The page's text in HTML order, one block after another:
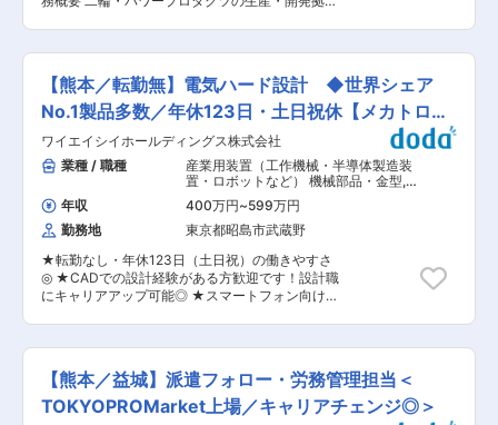
厚生は充実しております！☆★ ◎家族手当（配偶
者2万円・子8千円・親4千円） ◎住宅手当（1万5
千円〜5千円程度） ◎マイカー通勤OK（無料駐車
場あり） ◎高速道路通勤（通勤が困難な場合・自
己負担5割） ◎社員寮あり（通勤が困難な場合・
自己負担3割） ◎転居費支給（社宅入居者対象）
◎従業員持株会制度 ◎健康診断 ■働く環境：
★☆ワークライフバランスを整えることができま
す！☆★ ・繁忙期に多少の残業は発生します
が、基本的に定時退社です。 ・土日祝休み、年間
休日122日 ■当社について： ・当社は、車やスマ
ートフォンなど現代生活に欠かせない半導体の製
造において、ライフラインのトータルサポートを
行っています。半導体業界は今後もさらなる拡大
が見込まれています。そのため、当社の企業とし
方には最適な環境です。 ・業界の成長に伴い
M&Aも積極的に展開。ここ数年で社員増加率
す。 変更の範囲：当社事業に関する施工管理業務
全般
ータ構築を行うとともに、データ構築に必要な情
報収集と関連部門との調整業務をお任せします。
国内二輪・パワープロダクツ（汎用）製品の製造
拠点サポート部門としてお客様最大化に向け、安
定供給基盤の構築を行っております。 2030年
Vision「すべての人に、“生活の可能性が拡がる喜
び”を提供する」に向け開発から量産までの効率
化を図ってまいります。 ■業務詳細 1）一台分部
品表の維持・管理 ・開発部門より発行された図
面、部品表に対し、生産に必要な情報を付加し、
精度を維持する。 2）新機種開発チームへの参画
・開発、生産、購買など関連部門と量産に向けた
部品製造指示の調整。 3）海外拠点への部品表維
持・管理サポート ・海外拠点支援依頼に基づき部
品表の構築とシステム導入支援。 ■研修・キャリ
アパス 入社後はOJT研修を通して、仕様管理の基
ダーやALL Hondaで導入される生産管理システム
のプロジェクトに参画することも可能です。 ■や
りがい、魅力 仕様、生産に関わる共通言語として
【熊本／転勤無】電気ハード設計 ◆世界シェア
No.1製品多数／年休123日・土日祝休【メカトロ
社】
ワイエイシイホールディングス株式会社
業種 / 職種
産業用装置（工作機械・半導体製造装
置・ロボットなど） 機械部品・金型,
シーケンス制御（PLC・シーケンス・
ラダー） 電気設計（工作機械・装置・
設備・制御盤など）
年収 400万円~599万円
勤務地
東京都昭島市武蔵野
★転勤なし・年休123日（土日祝）の働きやすさ
◎ ★CADでの設計経験がある方歓迎です！設計職
にキャリアアップ可能◎ ★スマートフォン向け液
■業務概要 スマートフォン向け液晶ディスプレイ
の製造装置、パソコン内HDDのドライ研磨装置な
ど世界シェアトップクラスの製品を多数製造して
いる当社にて、電気制御設計職をお任せします。
■業務詳細 当社開発の液晶パネル製造装置の電気
【熊本／益城】派遣フォロー・労務管理担当＜
TOKYOPROMarket上場／キャリアチェンジ◎＞